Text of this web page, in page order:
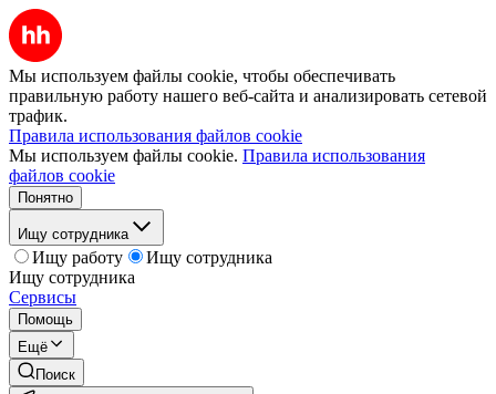
Мы используем файлы cookie, чтобы обеспечивать
правильную работу нашего веб-сайта и анализировать сетевой
трафик.
Правила использования файлов cookie
Мы используем файлы cookie. Правила использования
файлов cookie
Понятно
Ищу сотрудника
Ищу работу
Ищу сотрудника
Ищу сотрудника
Сервисы
Помощь
Ещё
Поиск